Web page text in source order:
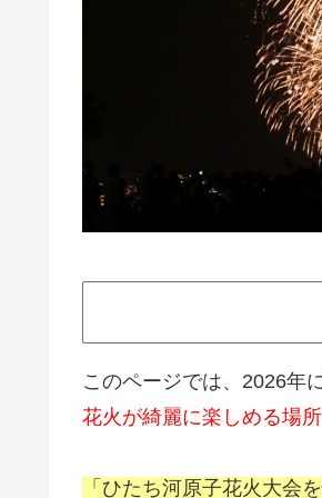
このページでは、2026年
花火が綺麗に楽しめる場
「ひたち河原子花火大会